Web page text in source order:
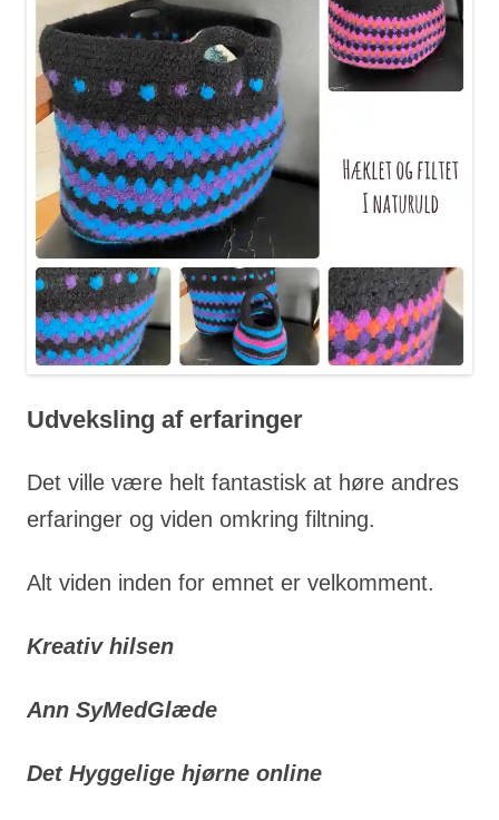
Udveksling af erfaringer
Det ville være helt fantastisk at høre andres
erfaringer og viden omkring filtning.
Alt viden inden for emnet er velkomment.
Kreativ hilsen
Ann SyMedGlæde
Det Hyggelige hjørne online